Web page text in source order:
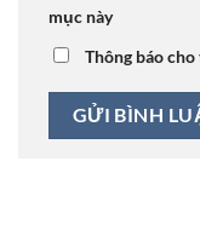
mục này
Thông báo